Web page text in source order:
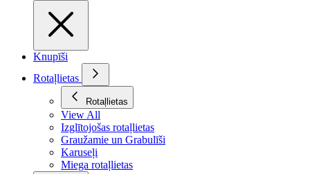
Knupīši
Rotaļlietas
Rotaļlietas
View All
Izglītojošas rotaļlietas
Graužamie un Grabulīši
Karuseļi
Miega rotaļlietas